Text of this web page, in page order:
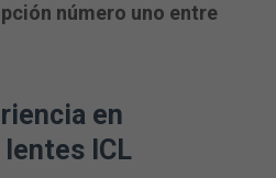
número uno entre
en
ICL